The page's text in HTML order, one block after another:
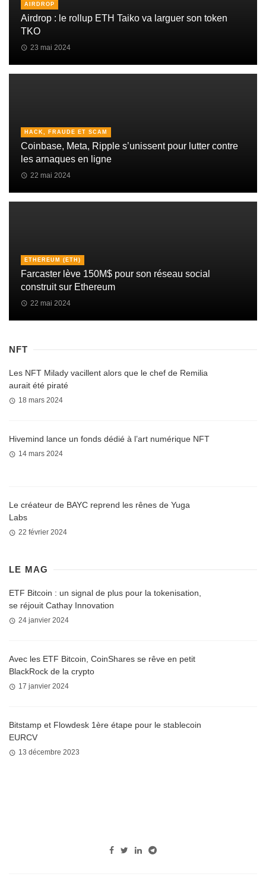
AIRDROP
Airdrop : le rollup ETH Taiko va larguer son token
TKO
23 mai 2024
HACK, FRAUDE ET SCAM
Coinbase, Meta, Ripple s’unissent pour lutter contre
les arnaques en ligne
22 mai 2024
ETHEREUM (ETH)
Farcaster lève 150M$ pour son réseau social
construit sur Ethereum
22 mai 2024
NFT
Les NFT Milady vacillent alors que le chef de Remilia
aurait été piraté
18 mars 2024
Hivemind lance un fonds dédié à l’art numérique NFT
14 mars 2024
Le créateur de BAYC reprend les rênes de Yuga
Labs
22 février 2024
LE MAG
ETF Bitcoin : un signal de plus pour la tokenisation,
se réjouit Cathay Innovation
24 janvier 2024
Avec les ETF Bitcoin, CoinShares se rêve en petit
BlackRock de la crypto
17 janvier 2024
Bitstamp et Flowdesk 1ère étape pour le stablecoin
EURCV
13 décembre 2023